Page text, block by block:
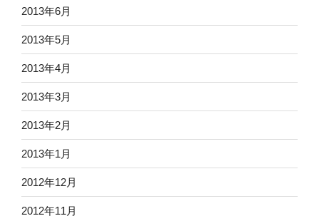
2013年6月
2013年5月
2013年4月
2013年3月
2013年2月
2013年1月
2012年12月
2012年11月